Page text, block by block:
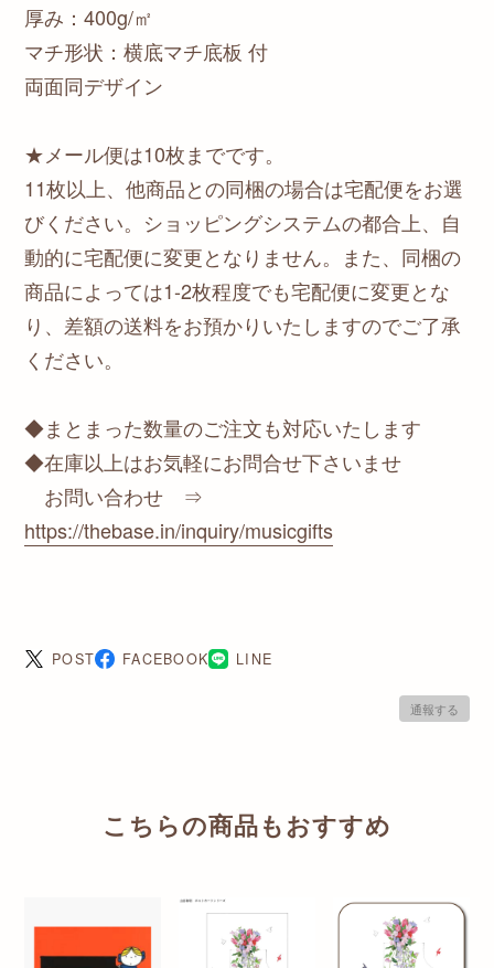
厚み：400g/㎡
マチ形状：横底マチ底板 付
両面同デザイン
★メール便は10枚までです。
11枚以上、他商品との同梱の場合は宅配便をお選
びください。ショッピングシステムの都合上、自
動的に宅配便に変更となりません。また、同梱の
商品によっては1-2枚程度でも宅配便に変更とな
り、差額の送料をお預かりいたしますのでご了承
ください。
◆まとまった数量のご注文も対応いたします
◆在庫以上はお気軽にお問合せ下さいませ
お問い合わせ ⇒
https://thebase.in/inquiry/musicgifts
POST FACEBOOK LINE
通報する
こちらの商品もおすすめ